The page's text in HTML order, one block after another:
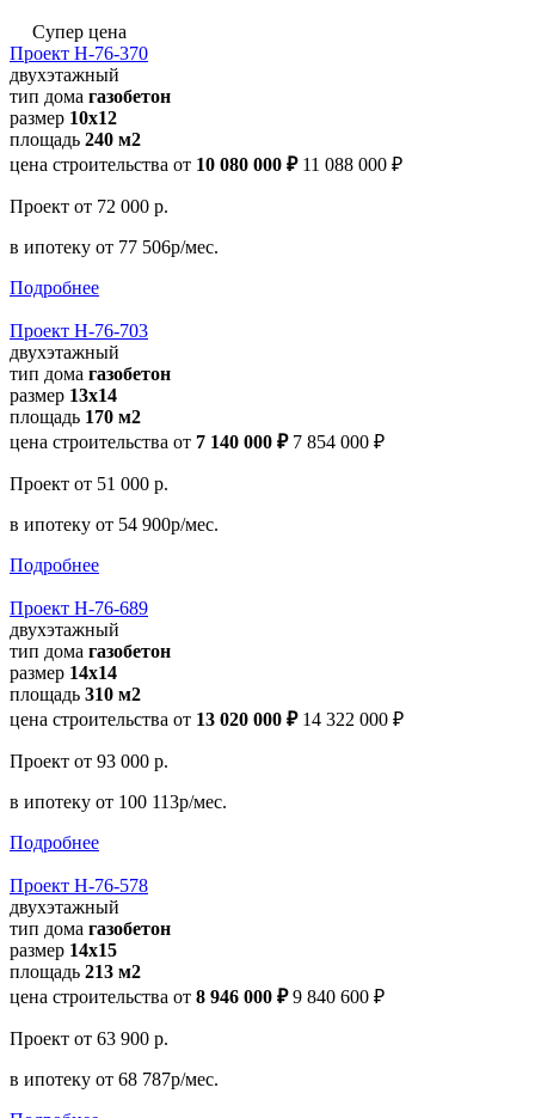
Супер цена
Проект Н-76-370
двухэтажный
тип дома газобетон
размер 10x12
площадь 240 м2
цена строительства от 10 080 000 ₽ 11 088 000 ₽
Проект от 72 000 р.
в ипотеку от 77 506р/мес.
Подробнее
Проект Н-76-703
двухэтажный
тип дома газобетон
размер 13x14
площадь 170 м2
цена строительства от 7 140 000 ₽ 7 854 000 ₽
Проект от 51 000 р.
в ипотеку от 54 900р/мес.
Подробнее
Проект Н-76-689
двухэтажный
тип дома газобетон
размер 14x14
площадь 310 м2
цена строительства от 13 020 000 ₽ 14 322 000 ₽
Проект от 93 000 р.
в ипотеку от 100 113р/мес.
Подробнее
Проект Н-76-578
двухэтажный
тип дома газобетон
размер 14х15
площадь 213 м2
цена строительства от 8 946 000 ₽ 9 840 600 ₽
Проект от 63 900 р.
в ипотеку от 68 787р/мес.